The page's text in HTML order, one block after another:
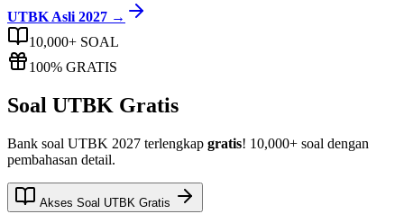
UTBK Asli 2027 →
10,000+ SOAL
100% GRATIS
Soal UTBK Gratis
Bank soal UTBK 2027 terlengkap gratis! 10,000+ soal dengan
pembahasan detail.
Akses Soal UTBK Gratis